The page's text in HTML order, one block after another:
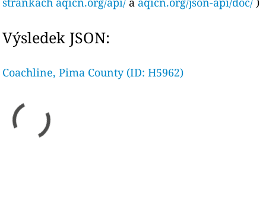
Výsledek JSON:
Coachline, Pima County (ID: H5962)